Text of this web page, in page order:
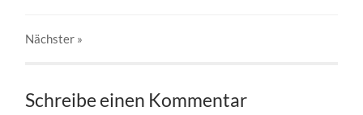
Nächster »
Schreibe einen Kommentar